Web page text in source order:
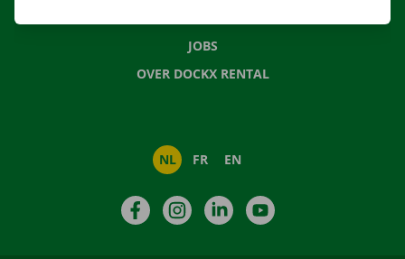
JOBS
OVER DOCKX RENTAL
NL FR EN
FacebookInstagramLinkedIn